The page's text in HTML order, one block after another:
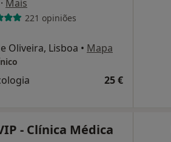
· Mais
221 opiniões
Oliveira, Lisboa • Mapa
25 €
- Clínica Médica